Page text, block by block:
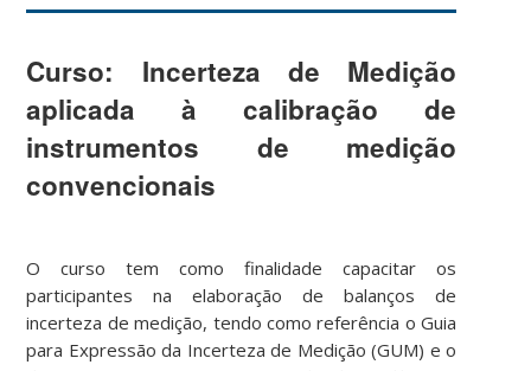
Curso: Incerteza de Medição
aplicada à calibração de
instrumentos de medição
convencionais
O curso tem como finalidade capacitar os
participantes na elaboração de balanços de
incerteza de medição, tendo como referência o Guia
para Expressão da Incerteza de Medição (GUM) e o